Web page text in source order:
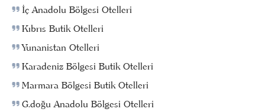
İç Anadolu Bölgesi Otelleri
Kıbrıs Butik Otelleri
Yunanistan Otelleri
Karadeniz Bölgesi Butik Otelleri
Marmara Bölgesi Butik Otelleri
G.doğu Anadolu Bölgesi Otelleri